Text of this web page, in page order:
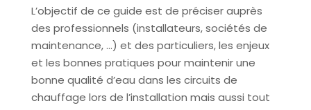
L’objectif de ce guide est de préciser auprès
des professionnels (installateurs, sociétés de
maintenance, …) et des particuliers, les enjeux
et les bonnes pratiques pour maintenir une
bonne qualité d’eau dans les circuits de
chauffage lors de l’installation mais aussi tout